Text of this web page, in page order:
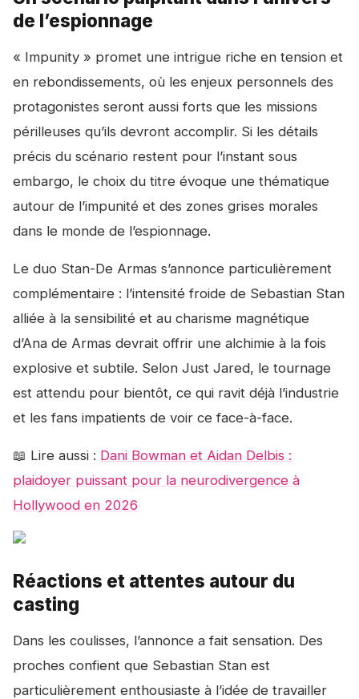
de l’espionnage
« Impunity » promet une intrigue riche en tension et
en rebondissements, où les enjeux personnels des
protagonistes seront aussi forts que les missions
périlleuses qu’ils devront accomplir. Si les détails
précis du scénario restent pour l’instant sous
embargo, le choix du titre évoque une thématique
autour de l’impunité et des zones grises morales
dans le monde de l’espionnage.
Le duo Stan-De Armas s’annonce particulièrement
complémentaire : l’intensité froide de Sebastian Stan
alliée à la sensibilité et au charisme magnétique
d’Ana de Armas devrait offrir une alchimie à la fois
explosive et subtile. Selon Just Jared, le tournage
est attendu pour bientôt, ce qui ravit déjà l’industrie
et les fans impatients de voir ce face-à-face.
📖 Lire aussi : Dani Bowman et Aidan Delbis :
plaidoyer puissant pour la neurodivergence à
Hollywood en 2026
Réactions et attentes autour du
casting
Dans les coulisses, l’annonce a fait sensation. Des
proches confient que Sebastian Stan est
particulièrement enthousiaste à l’idée de travailler